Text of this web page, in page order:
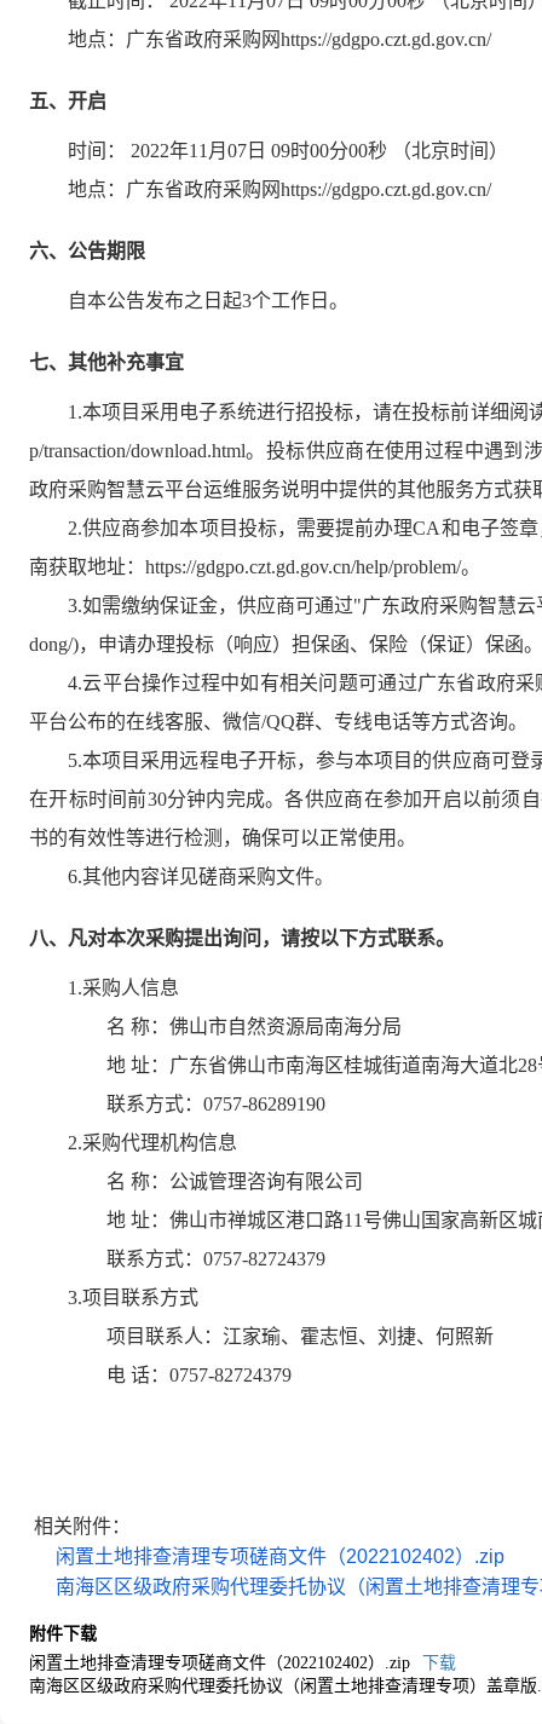
地点： 广东省政府采购网https://gdgpo.czt.gd.gov.cn/
五、开启
时间： 2022年11月07日 09时00分00秒
（北京时间）
地点： 广东省政府采购网https://gdgpo.czt.gd.gov.cn/
六、公告期限
自本公告发布之日起3个工作日。
七、其他补充事宜
1.本项目采用电子系统进行招投标，请在投标前详细阅
p/transaction/download.html。投标供应商在使用过程中遇
政府采购智慧云平台运维服务说明中提供的其他服务方式获
2.供应商参加本项目投标，需要提前办理CA和电子签
南获取地址：https://gdgpo.czt.gd.gov.cn/help/problem/。
3.如需缴纳保证金，供应商可通过"广东政府采购智慧云
dong/)，申请办理投标（响应）担保函、保险（保证）保函。
4.云平台操作过程中如有相关问题可通过广东省政府采
平台公布的在线客服、微信/QQ群、专线电话等方式咨询。
5.本项目采用远程电子开标，参与本项目的供应商可
在开标时间前30分钟内完成。各供应商在参加开启以前须
书的有效性等进行检测，确保可以正常使用。
6.其他内容详见磋商采购文件。
八、凡对本次采购提出询问，请按以下方式联系。
1.采购人信息
名 称： 佛山市自然资源局南海分局
地 址： 广东省佛山市南海区桂城街道南海大道北28
联系方式： 0757-86289190
2.采购代理机构信息
名 称： 公诚管理咨询有限公司
地 址： 佛山市禅城区港口路11号佛山国家高新区
联系方式： 0757-82724379
3.项目联系方式
项目联系人： 江家瑜、霍志恒、刘捷、何照新
电 话： 0757-82724379
相关附件：
闲置土地排查清理专项磋商文件（2022102402）.zip
南海区区级政府采购代理委托协议（闲置土地排查清理
附件下载
闲置土地排查清理专项磋商文件（2022102402）.zip
下载
南海区区级政府采购代理委托协议（闲置土地排查清理专项）盖章版